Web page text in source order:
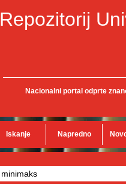
Repozitorij
Nacionalni portal odprte
Iskanje Napredno